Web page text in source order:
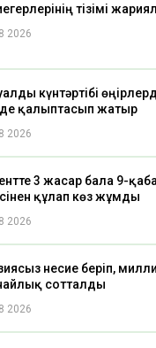
тізімі
2026
күнтәртібі
қалыптасып жатыр
2026
3 жасар бала 9-
құлап көз жұмды
2026
несие беріп,
сотталды
2026